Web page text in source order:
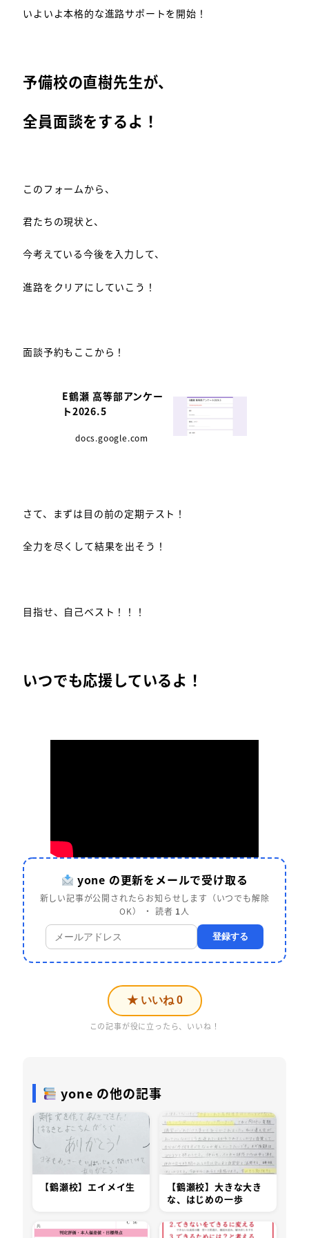
いよいよ本格的な進路サポートを開始！
予備校の直樹先生が、
全員面談をするよ！
このフォームから、
君たちの現状と、
今考えている今後を入力して、
進路をクリアにしていこう！
面談予約もここから！
E鶴瀬 高等部アンケー
ト2026.5
docs.google.com
さて、まずは目の前の定期テスト！
全力を尽くして結果を出そう！
目指せ、自己ベスト！！！
いつでも応援しているよ！
yone の更新をメールで受け取る
新しい記事が公開されたらお知らせします（いつでも解除
OK） ・ 読者 1 人
登録する
★ いいね 0
この記事が役に立ったら、いいね！
yone の他の記事
【鶴瀬校】エイメイ生
【鶴瀬校】大きな大き
な、はじめの一歩